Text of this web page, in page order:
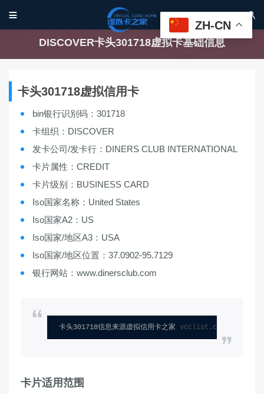
 
DISCOVER卡头301718虚拟卡基础信息
卡头301718虚拟信用卡
bin银行识别码：301718
卡组织：DISCOVER
发卡公司/发卡行：DINERS CLUB INTERNATIONAL
卡片属性：CREDIT
卡片级别：BUSINESS CARD
Iso国家名称：United States
Iso国家A2：US
Iso国家/地区A3：USA
Iso国家/地区位置：37.0902-95.7129
银行网站：www.dinersclub.com
卡头301718信息来源虚拟信用卡之家 vcclist.com
卡片适用范围
ZH-CN